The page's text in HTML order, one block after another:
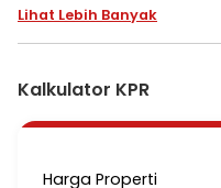
Lihat Lebih Banyak
Kalkulator KPR
Harga Properti